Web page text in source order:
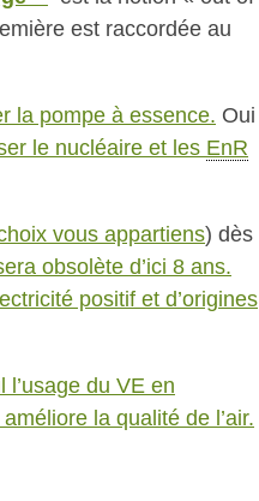
est raccordée au
la pompe à essence. Oui
le nucléaire et les EnR
vous appartiens) dès
obsolète d’ici 8 ans.
positif et d’origines
l’usage du VE en
améliore la qualité de l’air.